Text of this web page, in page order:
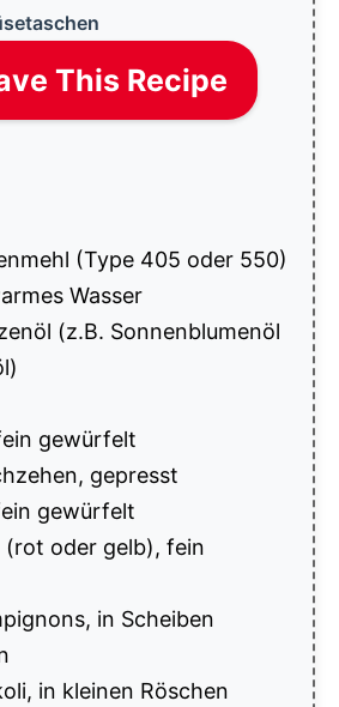
This Recipe
(Type 405 oder 550)
Wasser
(z.B. Sonnenblumenöl
gewürfelt
gepresst
gewürfelt
(rot oder gelb), fein
in Scheiben
in kleinen Röschen